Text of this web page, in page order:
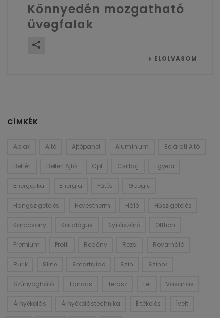
Könnyedén mozgatható
üvegfalak
ELOLVASOM
CÍMKÉK
Ablak Ajtó Ajtópanel Alumínium Bejárati Ajtó
Beltéri Beltéri Ajtó Cpl Csillag Egyedi
Energetika Energia Fűtés Google
Hangszigetelés Hevestherm Háló Hőszigetelés
Karácsony Katalógus Nyílászáró Otthon
Premium Profil Redőny Rezsi Rovarháló
Rurik Sline Smartslide Szín Színek
Szúnyogháló Tanacs Terasz Tél Vasarlas
Árnyékolás Árnyékolástechnika Értékelés Ívelt